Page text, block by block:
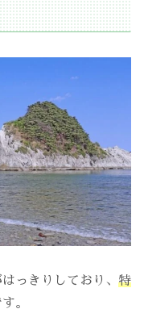
っきりしており、 特
。